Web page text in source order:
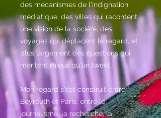
des mécanismes de l'indignation
médiatique, des villes qui racontent
une vision de la société, des
voyages qui déplacent le regard, et
plus largement des questions qui
méritent mieux qu'un tweet.
Mon regard s'est construit entre
Beyrouth et Paris, entre le
journalisme, la recherche, la